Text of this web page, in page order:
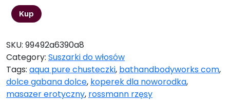
Kup
SKU: 99492a6390a8
Category: Suszarki do włosów
Tags: aqua pure chusteczki, bathandbodyworks com,
dolce gabana dolce, koperek dla noworodka,
masazer erotyczny, rossmann rzęsy